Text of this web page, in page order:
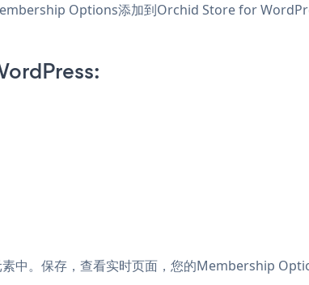
Options添加到Orchid Store for
。保存，查看实时页面，您的Membership